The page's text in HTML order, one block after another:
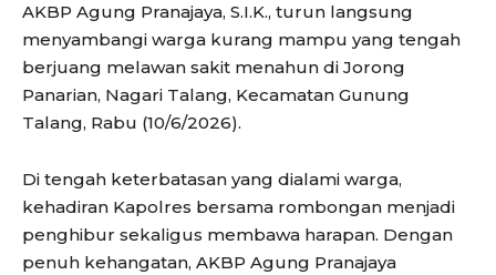
AKBP Agung Pranajaya, S.I.K., turun langsung
menyambangi warga kurang mampu yang tengah
berjuang melawan sakit menahun di Jorong
Panarian, Nagari Talang, Kecamatan Gunung
Talang, Rabu (10/6/2026).
Di tengah keterbatasan yang dialami warga,
kehadiran Kapolres bersama rombongan menjadi
penghibur sekaligus membawa harapan. Dengan
penuh kehangatan, AKBP Agung Pranajaya